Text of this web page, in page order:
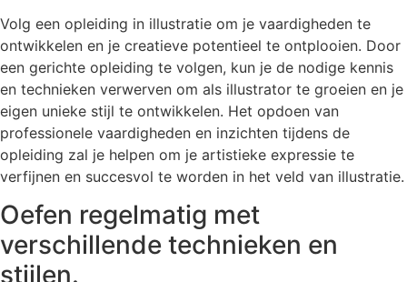
Volg een opleiding in illustratie om je vaardigheden te
ontwikkelen en je creatieve potentieel te ontplooien. Door
een gerichte opleiding te volgen, kun je de nodige kennis
en technieken verwerven om als illustrator te groeien en je
eigen unieke stijl te ontwikkelen. Het opdoen van
professionele vaardigheden en inzichten tijdens de
opleiding zal je helpen om je artistieke expressie te
verfijnen en succesvol te worden in het veld van illustratie.
Oefen regelmatig met
verschillende technieken en
stijlen.